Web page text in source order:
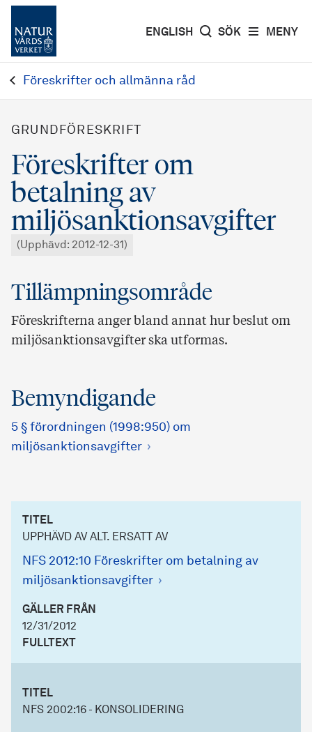
MENY
ENGLISH SÖK
Föreskrifter och allmänna råd
GRUNDFÖRESKRIFT
Föreskrifter om
betalning av
miljösanktionsavgifter
(Upphävd: 2012-12-31)
Tillämpningsområde
Föreskrifterna anger bland annat hur beslut om
miljösanktionsavgifter ska utformas.
Bemyndigande
5 § förordningen (1998:950) om
miljösanktionsavgifter
TITEL
UPPHÄVD AV ALT. ERSATT AV
NFS 2012:10 Föreskrifter om betalning av
miljösanktionsavgifter
GÄLLER FRÅN
12/31/2012
FULLTEXT
TITEL
NFS 2002:16 - KONSOLIDERING